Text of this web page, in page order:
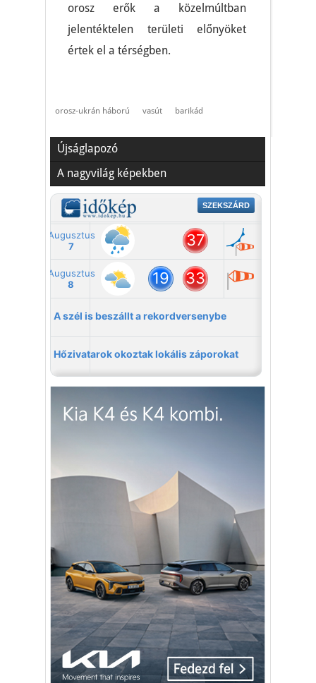
orosz erők a közelmúltban
jelentéktelen területi előnyöket
értek el a térségben.
orosz-ukrán háború vasút barikád
Újságlapozó
A nagyvilág képekben